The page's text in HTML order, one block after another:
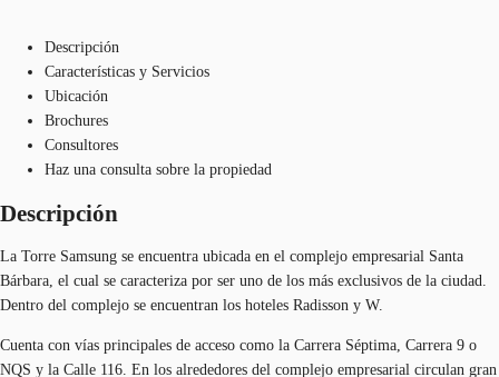
Descripción
Características y Servicios
Ubicación
Brochures
Consultores
Haz una consulta sobre la propiedad
Descripción
La Torre Samsung se encuentra ubicada en el complejo empresarial Santa
Bárbara, el cual se caracteriza por ser uno de los más exclusivos de la ciudad.
Dentro del complejo se encuentran los hoteles Radisson y W.
Cuenta con vías principales de acceso como la Carrera Séptima, Carrera 9 o
NQS y la Calle 116. En los alrededores del complejo empresarial circulan gran